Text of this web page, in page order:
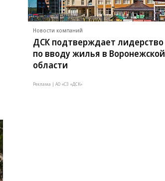
Новости компаний
ДСК подтверждает лидерство
по вводу жилья в Воронежской
области
Реклама | АО «СЗ «ДСК»